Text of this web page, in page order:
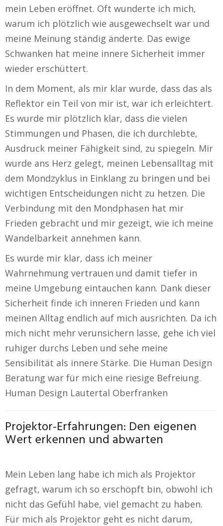
mein Leben eröffnet. Oft wunderte ich mich,
warum ich plötzlich wie ausgewechselt war und
meine Meinung ständig änderte. Das ewige
Schwanken hat meine innere Sicherheit immer
wieder erschüttert.
In dem Moment, als mir klar wurde, dass das als
Reflektor ein Teil von mir ist, war ich erleichtert.
Es wurde mir plötzlich klar, dass die vielen
Stimmungen und Phasen, die ich durchlebte,
Ausdruck meiner Fähigkeit sind, zu spiegeln. Mir
wurde ans Herz gelegt, meinen Lebensalltag mit
dem Mondzyklus in Einklang zu bringen und bei
wichtigen Entscheidungen nicht zu hetzen. Die
Verbindung mit den Mondphasen hat mir
Frieden gebracht und mir gezeigt, wie ich meine
Wandelbarkeit annehmen kann.
Es wurde mir klar, dass ich meiner
Wahrnehmung vertrauen und damit tiefer in
meine Umgebung eintauchen kann. Dank dieser
Sicherheit finde ich inneren Frieden und kann
meinen Alltag endlich auf mich ausrichten. Da ich
mich nicht mehr verunsichern lasse, gehe ich viel
ruhiger durchs Leben und sehe meine
Sensibilität als innere Stärke. Die Human Design
Beratung war für mich eine riesige Befreiung.
Human Design Lautertal Oberfranken
Projektor-Erfahrungen: Den eigenen
Wert erkennen und abwarten
Mein Leben lang habe ich mich als Projektor
gefragt, warum ich so erschöpft bin, obwohl ich
nicht das Gefühl habe, viel gemacht zu haben.
Für mich als Projektor geht es nicht darum,